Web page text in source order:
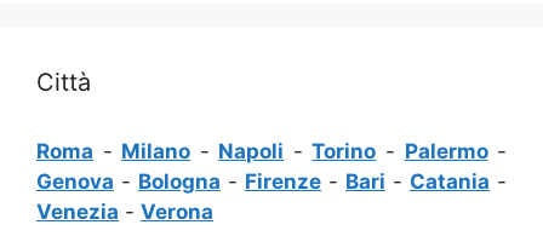
Città
Roma - Milano - Napoli -Torino - Palermo-
Genova - Bologna - Firenze - Bari - Catania -
Venezia - Verona